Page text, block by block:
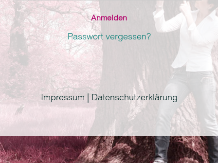
Passwort vergessen?
Impressum | Datenschutzerklärung